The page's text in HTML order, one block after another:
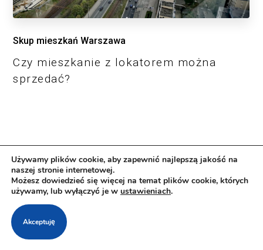
Skup mieszkań Warszawa
Czy mieszkanie z lokatorem można
sprzedać?
Pomagamy, wyceniamy,
Używamy plików cookie, aby zapewnić najlepszą jakość na
naszej stronie internetowej.
Możesz dowiedzieć się więcej na temat plików cookie, których
używamy, lub wyłączyć je w ustawieniach.
Akceptuję